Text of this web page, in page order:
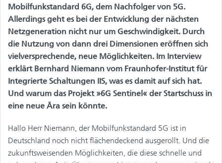
Mobilfunkstandard 6G, dem Nachfolger von 5G.
Allerdings geht es bei der Entwicklung der nächsten
Netzgeneration nicht nur um Geschwindigkeit. Durch
die Nutzung von dann drei Dimensionen eröffnen sich
vielversprechende, neue Möglichkeiten. Im Interview
erklärt Bernhard Niemann vom Fraunhofer-Institut für
Integrierte Schaltungen IIS, was es damit auf sich hat.
Und warum das Projekt »6G Sentinel« der Startschuss in
eine neue Ära sein könnte.
Hallo Herr Niemann, der Mobilfunkstandard 5G ist in
Deutschland noch nicht flächendeckend ausgerollt. Und die
zukunftsweisenden Möglichkeiten, die diese schnelle und